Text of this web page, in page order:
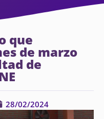
que
de marzo
de
28/02/2024